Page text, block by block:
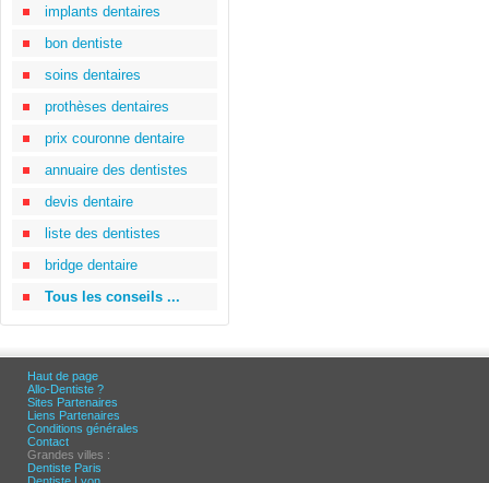
implants dentaires
bon dentiste
soins dentaires
prothèses dentaires
prix couronne dentaire
annuaire des dentistes
devis dentaire
liste des dentistes
bridge dentaire
Tous les conseils ...
Haut de page
Allo-Dentiste ?
Sites Partenaires
Liens Partenaires
Conditions générales
Contact
Grandes villes :
Dentiste Paris